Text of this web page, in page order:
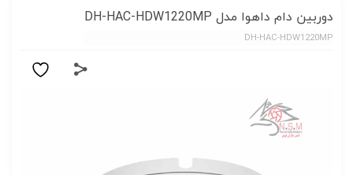
دوربین دام داهوا مدل DH-HAC-HDW1220MP
DH-HAC-HDW1220MP